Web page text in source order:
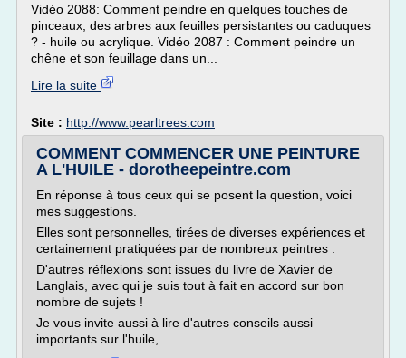
Vidéo 2088: Comment peindre en quelques touches de
pinceaux, des arbres aux feuilles persistantes ou caduques
? - huile ou acrylique. Vidéo 2087 : Comment peindre un
chêne et son feuillage dans un...
Lire la suite
Site : http://www.pearltrees.com
COMMENT COMMENCER UNE PEINTURE
A L'HUILE - dorotheepeintre.com
En réponse à tous ceux qui se posent la question, voici
mes suggestions.
Elles sont personnelles, tirées de diverses expériences et
certainement pratiquées par de nombreux peintres .
D'autres réflexions sont issues du livre de Xavier de
Langlais, avec qui je suis tout à fait en accord sur bon
nombre de sujets !
Je vous invite aussi à lire d'autres conseils aussi
importants sur l'huile,...